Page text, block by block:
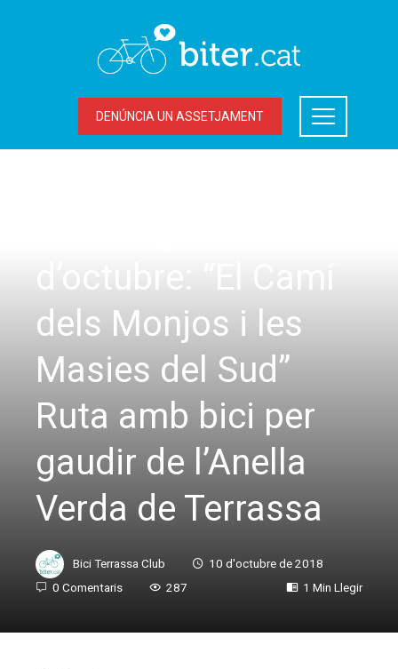
DENÚNCIA UN ASSETJAMENT
d’octubre: “El Camí
dels Monjos i les
Masies del Sud”
Ruta amb bici per
gaudir de l’Anella
Verda de Terrassa
Bici Terrassa Club
10 d'octubre de 2018
0 Comentaris
287 1 Min Llegir